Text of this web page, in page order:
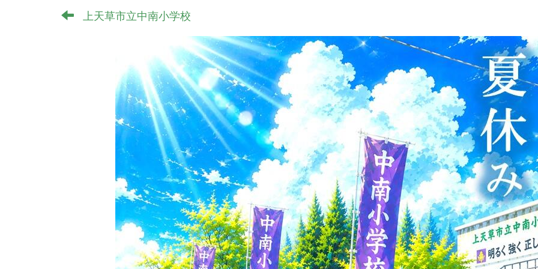
上天草市立中南小学校